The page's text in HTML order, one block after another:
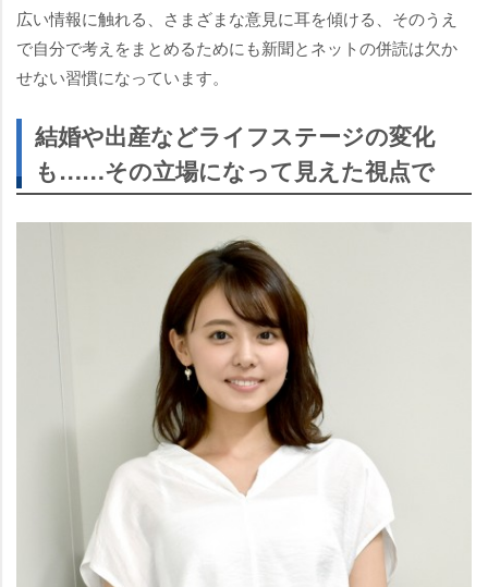
広い情報に触れる、さまざまな意見に耳を傾ける、そのうえ
で自分で考えをまとめるためにも新聞とネットの併読は欠か
せない習慣になっています。
結婚や出産などライフステージの変化
も……その立場になって見えた視点で